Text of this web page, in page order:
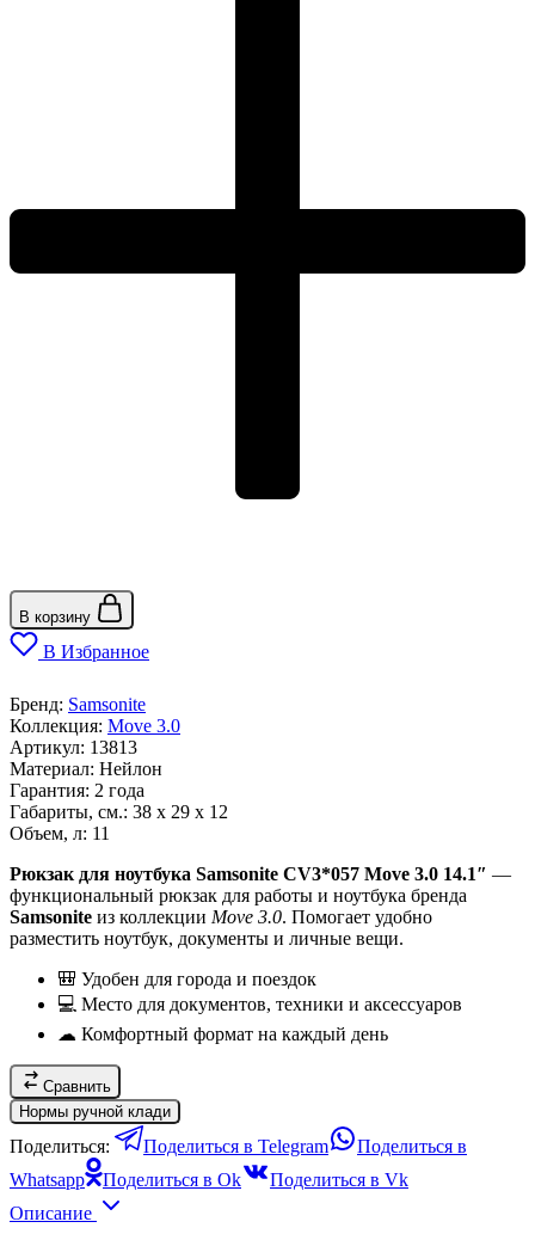
В корзину
В Избранное
Бренд: Samsonite
Коллекция: Move 3.0
Артикул: 13813
Материал: Нейлон
Гарантия: 2 года
Габариты, см.: 38 x 29 x 12
Объем, л: 11
Рюкзак для ноутбука Samsonite CV3*057 Move 3.0 14.1″ —
функциональный рюкзак для работы и ноутбука бренда
Samsonite из коллекции Move 3.0. Помогает удобно
разместить ноутбук, документы и личные вещи.
🎒 Удобен для города и поездок
💻 Место для документов, техники и аксессуаров
☁ Комфортный формат на каждый день
Сравнить
Нормы ручной клади
Поделиться: Поделиться в Telegram
Поделиться в
Whatsapp
Поделиться в Ok
Поделиться в Vk
Описание